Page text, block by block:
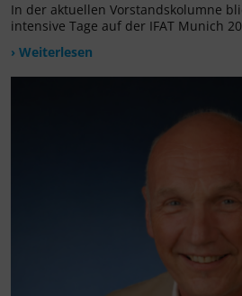
In der aktuellen Vorstandskolumne
intensive Tage auf der IFAT Munich
› Weiterlesen